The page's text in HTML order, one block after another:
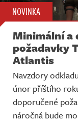
NOVINKA
Minimální a
požadavky
Atlantis
Navzdory
únor příštího
doporučené
náročná bude